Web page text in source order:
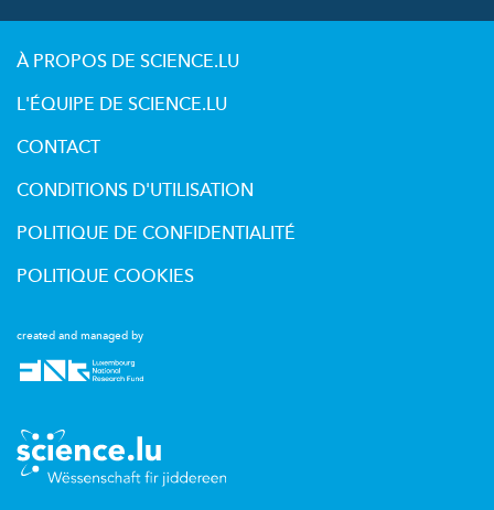
created and managed by
À PROPOS DE SCIENCE.LU
L'ÉQUIPE DE SCIENCE.LU
CONTACT
CONDITIONS D'UTILISATION
POLITIQUE DE CONFIDENTIALITÉ
POLITIQUE COOKIES